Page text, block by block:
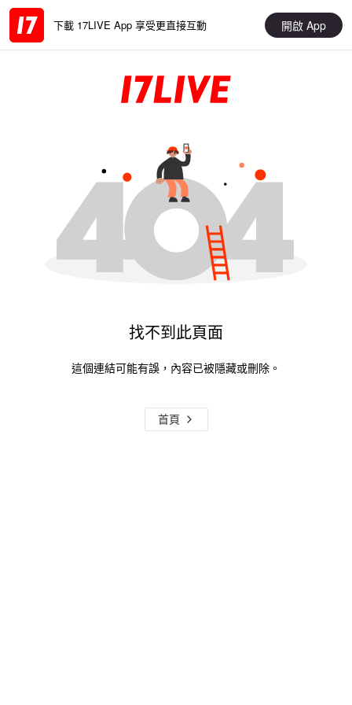
下載 17LIVE App 享受更直接互動 開啟 App
找不到此頁面
這個連結可能有誤，內容已被隱藏或刪除。
首頁